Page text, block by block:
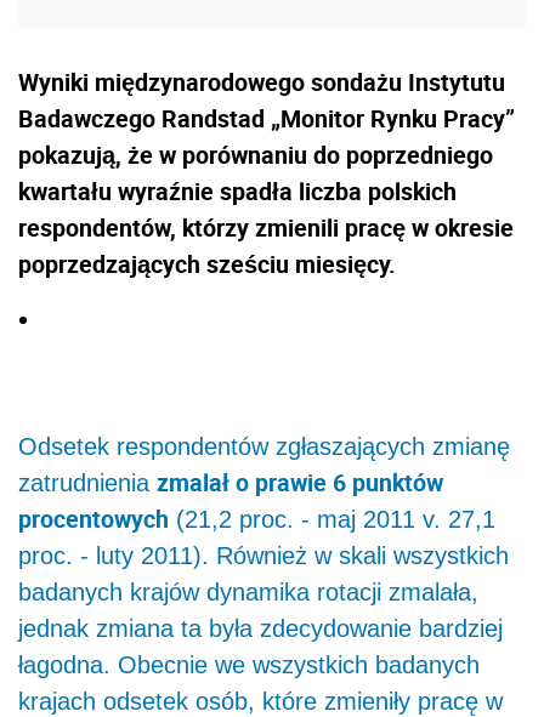
Wyniki międzynarodowego sondażu Instytutu
Badawczego Randstad „Monitor Rynku Pracy”
pokazują, że w porównaniu do poprzedniego
kwartału wyraźnie spadła liczba polskich
respondentów, którzy zmienili pracę w okresie
poprzedzających sześciu miesięcy.
Odsetek respondentów zgłaszających zmianę
zatrudnienia zmalał o prawie 6 punktów
procentowych (21,2 proc. - maj 2011 v. 27,1
proc. - luty 2011). Również w skali wszystkich
badanych krajów dynamika rotacji zmalała,
jednak zmiana ta była zdecydowanie bardziej
łagodna. Obecnie we wszystkich badanych
krajach odsetek osób, które zmieniły pracę w